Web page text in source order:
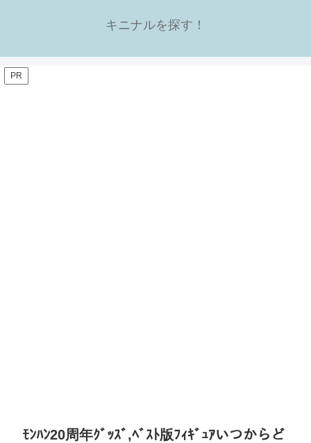
キニナルを探す！
PR
ﾓﾝﾊﾝ20周年ｸﾞｯｽﾞ,ﾍﾞｽﾄ版ﾌｨｷﾞｭｱいつからど